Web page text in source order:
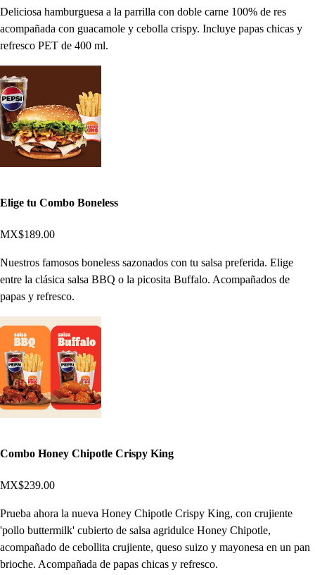
Deliciosa hamburguesa a la parrilla con doble carne 100% de res
acompañada con guacamole y cebolla crispy. Incluye papas chicas y
refresco PET de 400 ml.
Elige tu Combo Boneless
MX$189.00
Nuestros famosos boneless sazonados con tu salsa preferida. Elige
entre la clásica salsa BBQ o la picosita Buffalo. Acompañados de
papas y refresco.
Combo Honey Chipotle Crispy King
MX$239.00
Prueba ahora la nueva Honey Chipotle Crispy King, con crujiente
'pollo buttermilk' cubierto de salsa agridulce Honey Chipotle,
acompañado de cebollita crujiente, queso suizo y mayonesa en un pan
brioche.​ Acompañada de papas chicas y refresco.